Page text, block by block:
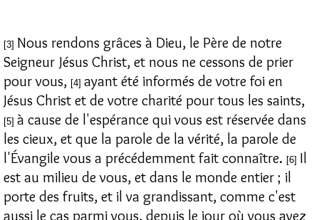
[3] Nous rendons grâces à Dieu, le Père de notre
Seigneur Jésus Christ, et nous ne cessons de prier
pour vous, [4] ayant été informés de votre foi en
Jésus Christ et de votre charité pour tous les saints,
[5] à cause de l'espérance qui vous est réservée dans
les cieux, et que la parole de la vérité, la parole de
l'Évangile vous a précédemment fait connaître. [6] Il
est au milieu de vous, et dans le monde entier ; il
porte des fruits, et il va grandissant, comme c'est
aussi le cas parmi vous, depuis le jour où vous avez